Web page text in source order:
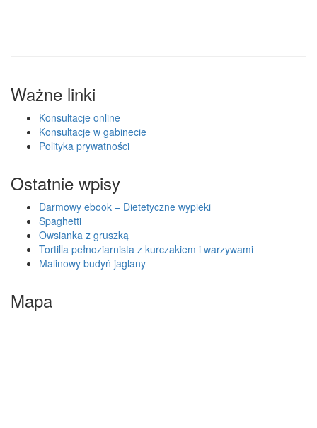
Ważne linki
Konsultacje online
Konsultacje w gabinecie
Polityka prywatności
Ostatnie wpisy
Darmowy ebook – Dietetyczne wypieki
Spaghetti
Owsianka z gruszką
Tortilla pełnoziarnista z kurczakiem i warzywami
Malinowy budyń jaglany
Mapa